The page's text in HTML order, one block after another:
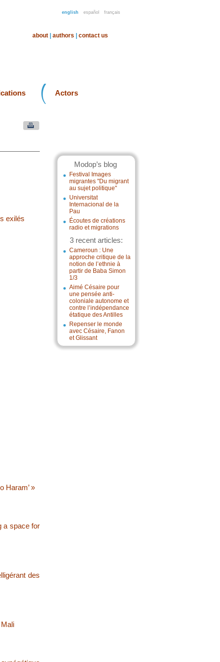
english español français
about authors contact us
Actors
Modop’s blog
Festival Images
migrantes "Du migrant
au sujet politique"
Universitat
Internacional de la
Pau
Écoutes de créations
radio et migrations
3 recent articles:
Cameroun : Une
approche critique de la
notion de l’ethnie à
partir de Baba Simon
1/3
Aimé Césaire pour
une pensée anti-
coloniale autonome et
contre l’indépendance
étatique des Antilles
Repenser le monde
avec Césaire, Fanon
et Glissant
exilés
Haram’ »
a space for
des